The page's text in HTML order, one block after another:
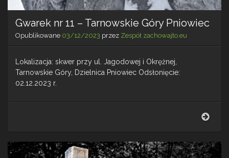
Gwarek nr 11 – Tarnowskie Góry Pniowiec
Opublikowane 03/12/2023 przez Zespół zachowajto.eu
Lokalizacja: skwer przy ul. Jagodowej i Okrężnej,
Tarnowskie Góry, Dzielnica Pniowiec Odsłonięcie:
02.12.2023 r.
–